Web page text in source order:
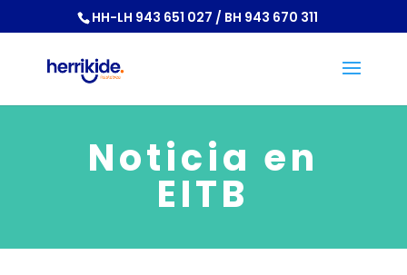
HH-LH 943 651 027 / BH 943 670 311
Noticia en
EITB